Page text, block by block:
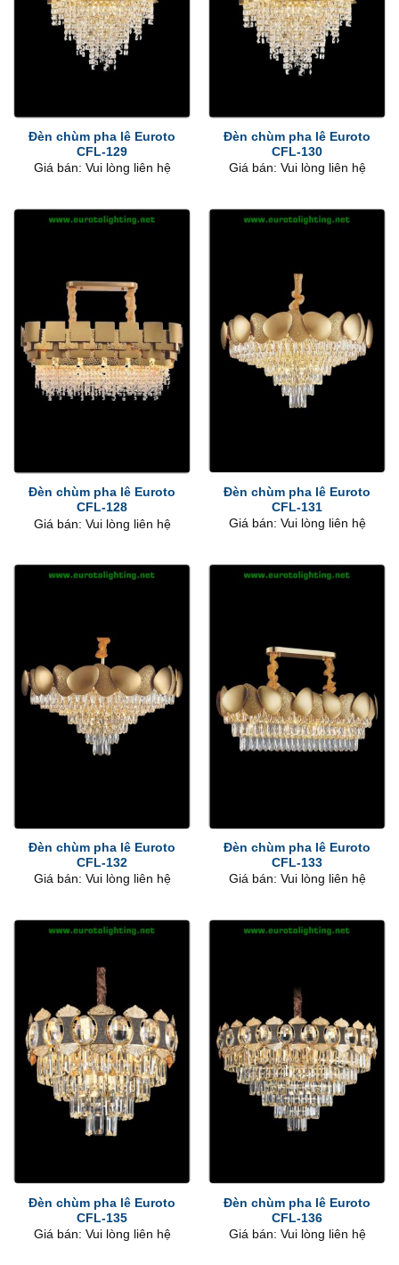
Đèn chùm pha lê Euroto
CFL-129
Giá bán: Vui lòng liên hệ
Đèn chùm pha lê Euroto
CFL-130
Giá bán: Vui lòng liên hệ
Đèn chùm pha lê Euroto
CFL-128
Giá bán: Vui lòng liên hệ
Đèn chùm pha lê Euroto
CFL-131
Giá bán: Vui lòng liên hệ
Đèn chùm pha lê Euroto
CFL-132
Giá bán: Vui lòng liên hệ
Đèn chùm pha lê Euroto
CFL-133
Giá bán: Vui lòng liên hệ
Đèn chùm pha lê Euroto
CFL-135
Giá bán: Vui lòng liên hệ
Đèn chùm pha lê Euroto
CFL-136
Giá bán: Vui lòng liên hệ